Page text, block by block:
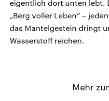
eigentlich dort unten lebt.
„Berg voller Leben“ –
das Mantelgestein dringt
Wasserstoff reichen.
Mehr